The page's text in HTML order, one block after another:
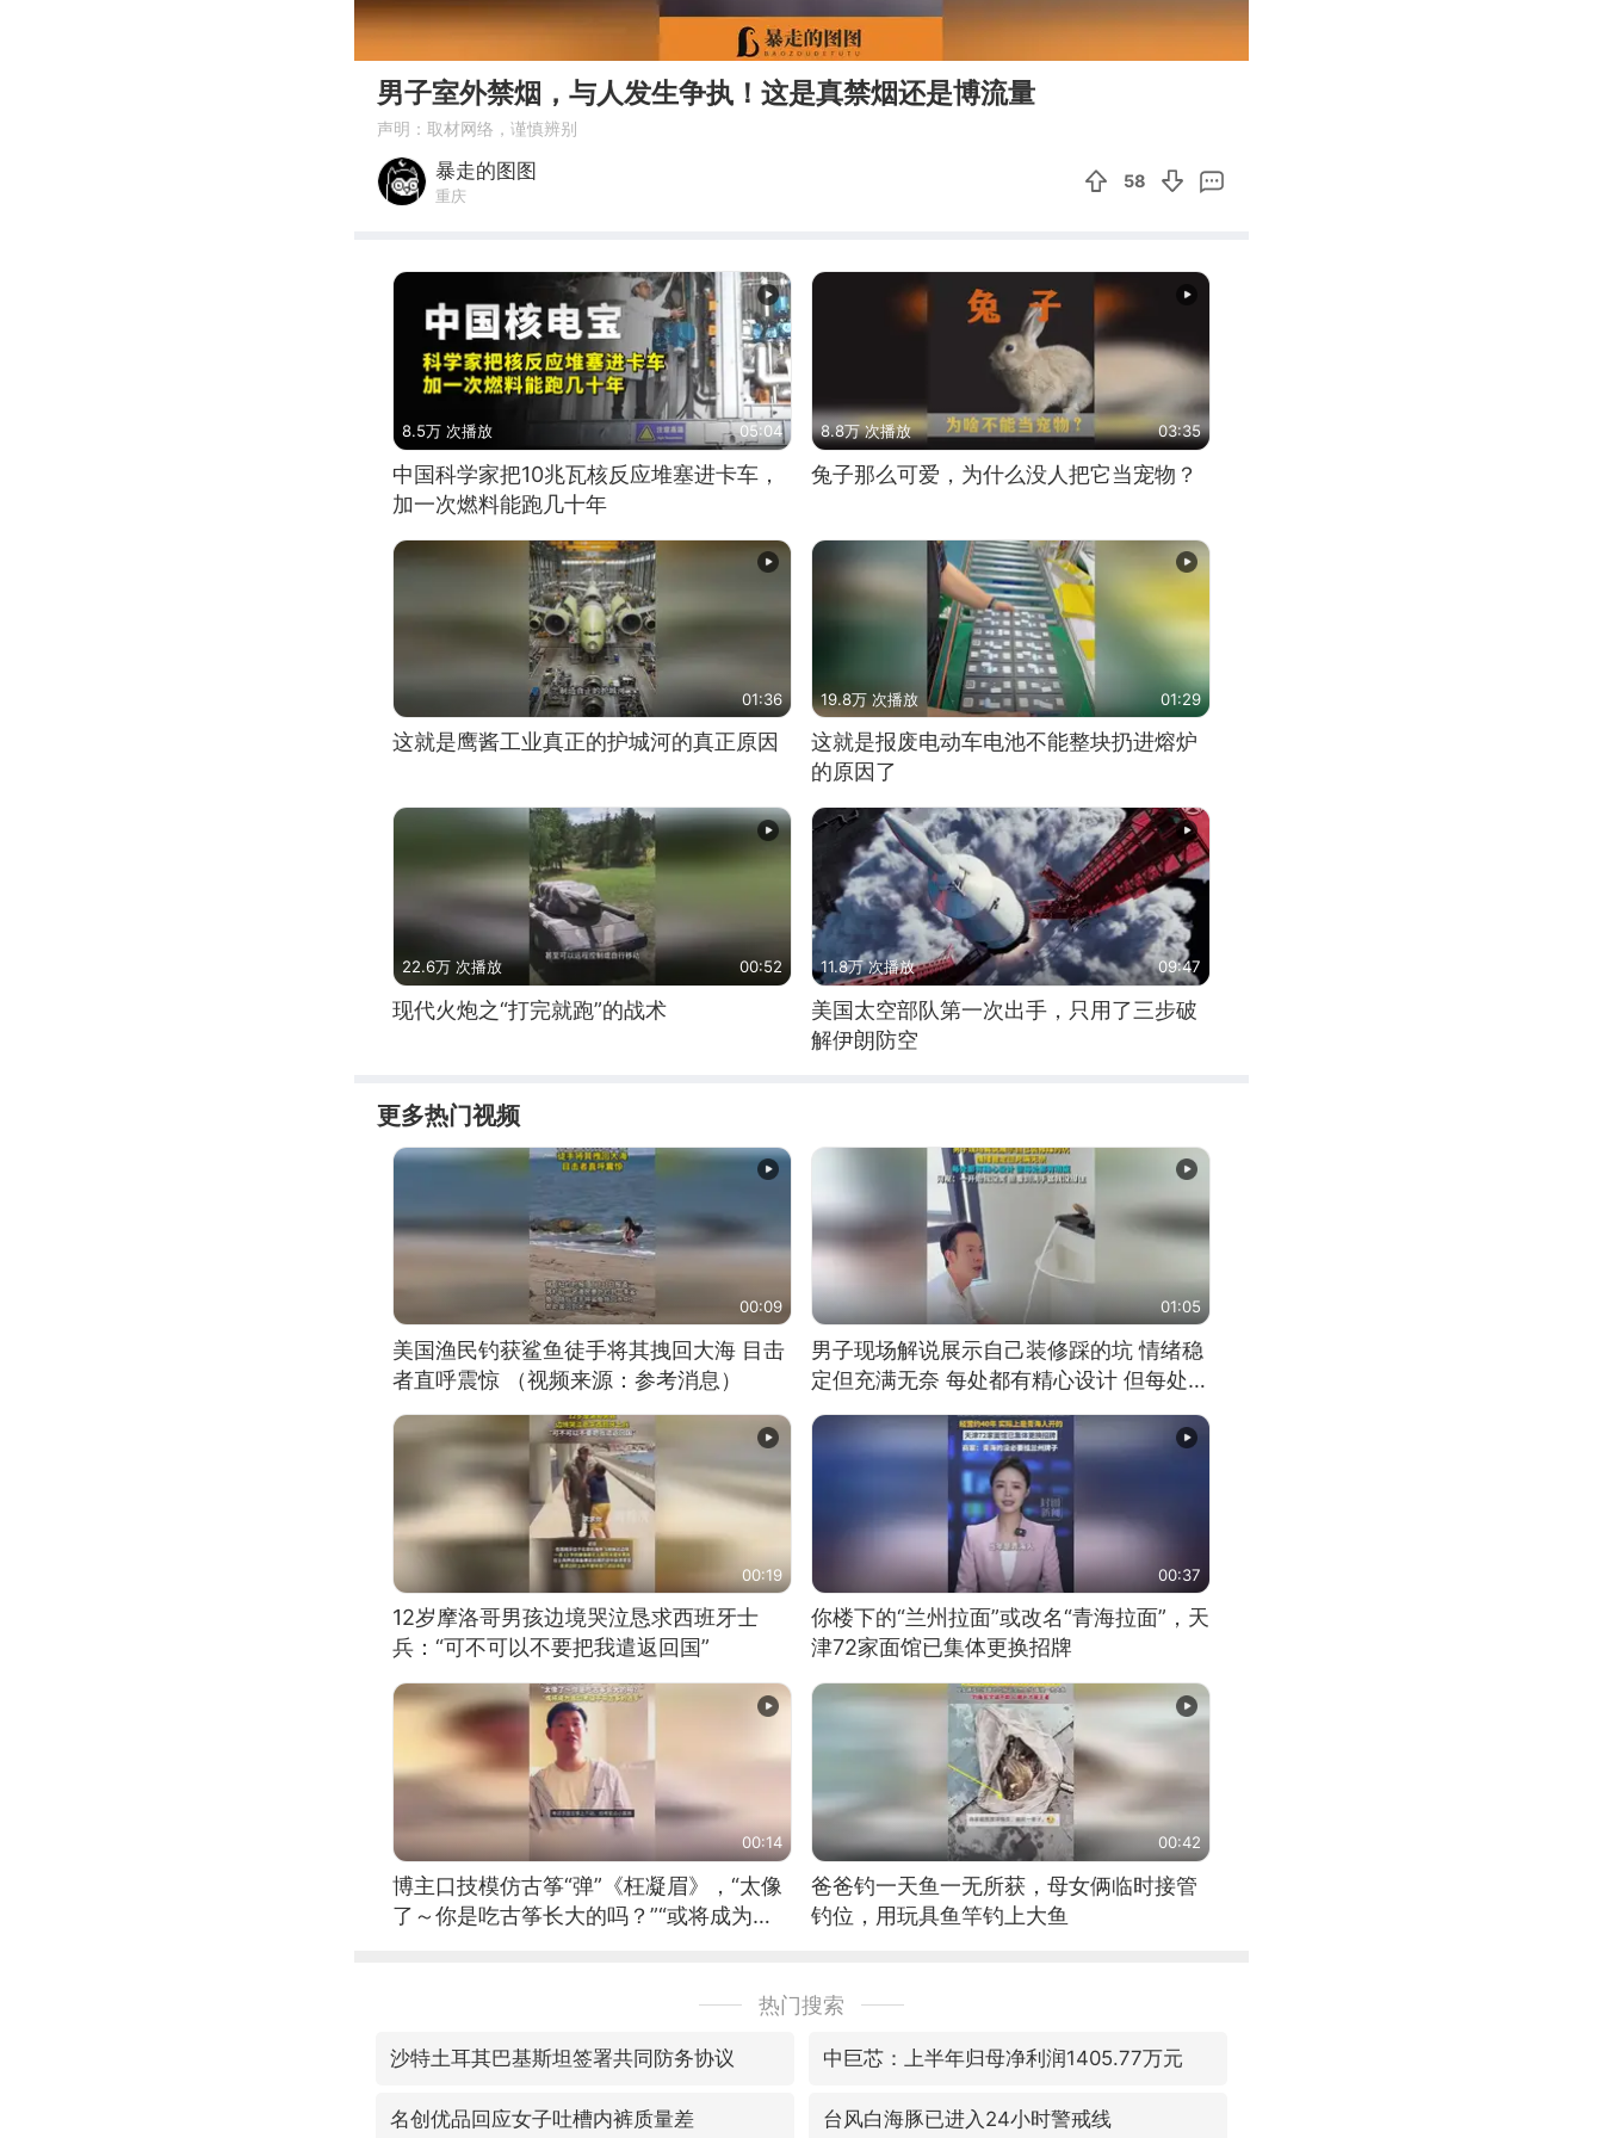
男子室外禁烟，与人发生争执！这是真禁烟还是博流量
声明：取材网络，谨慎辨别
暴走的图图
重庆
58
8.5万 次播放 05:04
中国科学家把10兆瓦核反应堆塞进卡车，
加一次燃料能跑几十年
8.8万 次播放 03:35
兔子那么可爱，为什么没人把它当宠物？
01:36
这就是鹰酱工业真正的护城河的真正原因
19.8万 次播放 01:29
这就是报废电动车电池不能整块扔进熔炉
的原因了
22.6万 次播放 00:52
现代火炮之“打完就跑”的战术
11.8万 次播放 09:47
美国太空部队第一次出手，只用了三步破
解伊朗防空
更多热门视频
00:09
美国渔民钓获鲨鱼徒手将其拽回大海 目击
者直呼震惊 （视频来源：参考消息）
01:05
男子现场解说展示自己装修踩的坑 情绪稳
定但充满无奈 每处都有精心设计 但每处都
有瑕疵 网友：一开始我没笑 但看到洗手盆
我没绷住
00:19
12岁摩洛哥男孩边境哭泣恳求西班牙士
兵：“可不可以不要把我遣返回国”
00:37
你楼下的“兰州拉面”或改名“青海拉面”，天
津72家面馆已集体更换招牌
00:14
博主口技模仿古筝“弹”《枉凝眉》，“太像
了～你是吃古筝长大的吗？”“或将成为首
00:42
爸爸钓一天鱼一无所获，母女俩临时接管
钓位，用玩具鱼竿钓上大鱼
热门搜索
沙特土耳其巴基斯坦签署共同防务协议 中巨芯：上半年归母净利润1405.77万元
名创优品回应女子吐槽内裤质量差 台风白海豚已进入24小时警戒线